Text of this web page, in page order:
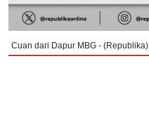
Cuan dari Dapur MBG - (Republika)